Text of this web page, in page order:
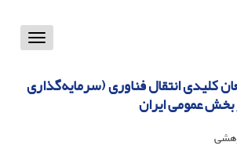
Toggle
کلیدی انتقال فناوری (سرمایه‌گذاری
عمومی ایران